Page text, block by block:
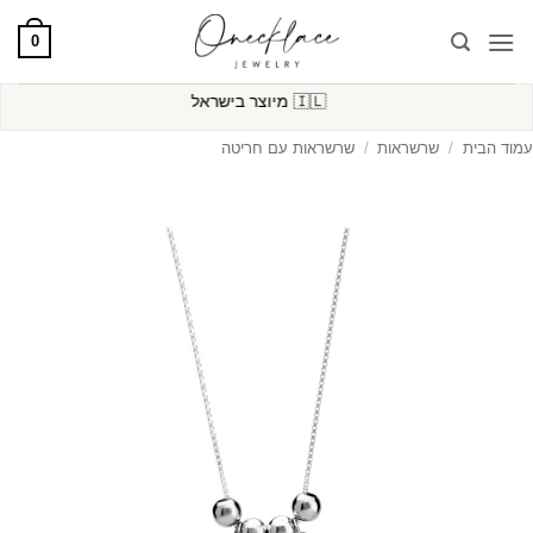
0
🇮🇱 מיוצר בישראל
עמוד הבית / שרשראות / שרשראות עם חריטה